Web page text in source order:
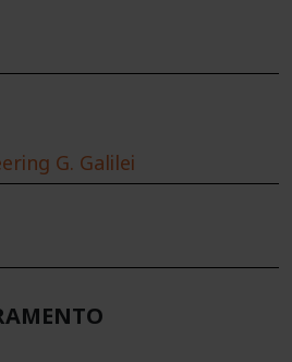
G. Galilei